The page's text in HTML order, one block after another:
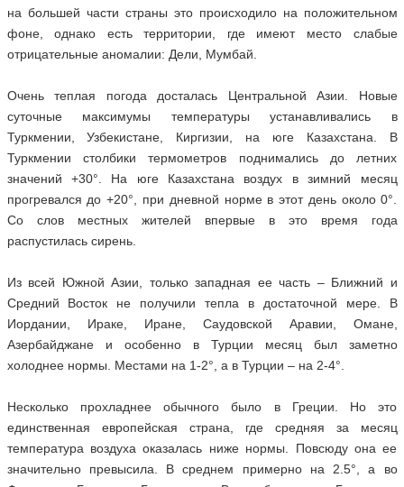
на большей части страны это происходило на положительном
фоне, однако есть территории, где имеют место слабые
отрицательные аномалии: Дели, Мумбай.
Очень теплая погода досталась Центральной Азии. Новые
суточные максимумы температуры устанавливались в
Туркмении, Узбекистане, Киргизии, на юге Казахстана. В
Туркмении столбики термометров поднимались до летних
значений +30°. На юге Казахстана воздух в зимний месяц
прогревался до +20°, при дневной норме в этот день около 0°.
Со слов местных жителей впервые в это время года
распустилась сирень.
Из всей Южной Азии, только западная ее часть – Ближний и
Средний Восток не получили тепла в достаточной мере. В
Иордании, Ираке, Иране, Саудовской Аравии, Омане,
Азербайджане и особенно в Турции месяц был заметно
холоднее нормы. Местами на 1-2°, а в Турции – на 2-4°.
Несколько прохладнее обычного было в Греции. Но это
единственная европейская страна, где средняя за месяц
температура воздуха оказалась ниже нормы. Повсюду она ее
значительно превысила. В среднем примерно на 2.5°, а во